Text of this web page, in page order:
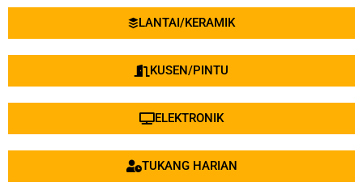
LANTAI/KERAMIK
KUSEN/PINTU
ELEKTRONIK
TUKANG HARIAN